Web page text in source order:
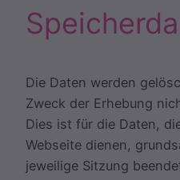
Die Daten werden
Zweck der Erhebung
Dies ist für die Daten,
Webseite dienen,
jeweilige Sitzung